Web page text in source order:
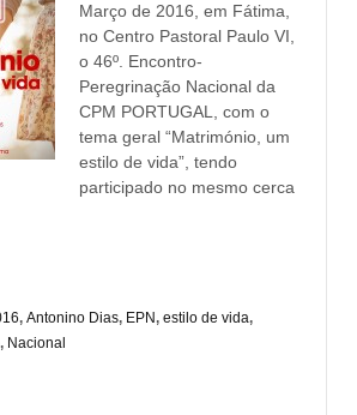
Março de 2016, em Fátima,
no Centro Pastoral Paulo VI,
o 46º. Encontro-
Peregrinação Nacional da
CPM PORTUGAL, com o
tema geral “Matrimónio, um
estilo de vida”, tendo
participado no mesmo cerca
, Antonino Dias, EPN, estilo de vida,
, Nacional